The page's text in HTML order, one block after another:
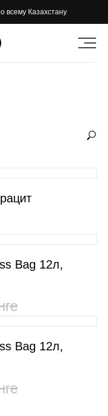
всему Казахстану
Bag 12л,
Bag 12л,